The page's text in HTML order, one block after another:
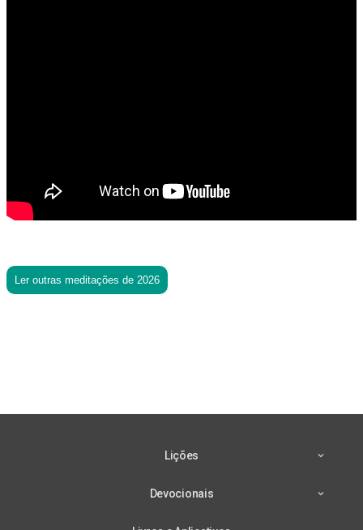
Ler outras meditações de 2026
Lições
Devocionais